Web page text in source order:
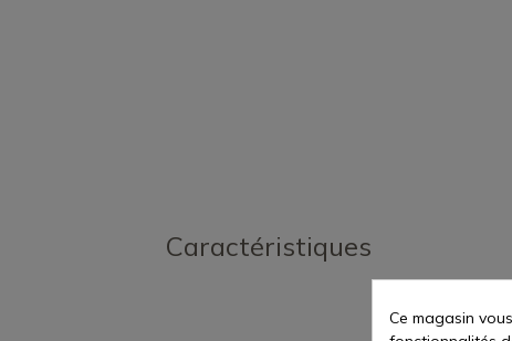
Caractéristiques
Ce magasin